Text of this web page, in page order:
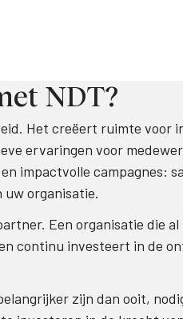
NDT?
Het creëert ruimte voor
ervaringen voor
impactvolle campagnes:
uw organisatie.
Een organisatie die al
continu investeert in de
zijn dan ooit,